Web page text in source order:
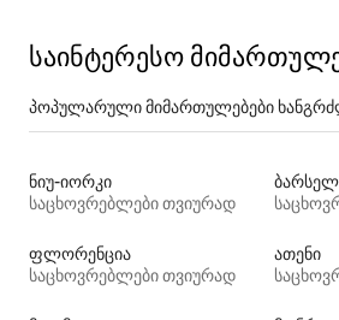
საინტერესო
პოპულარული მიმართულებები
ნიუ-იორკი
საცხოვრებლები თვიურად
ფლორენცია
საცხოვრებლები თვიურად
ათენი